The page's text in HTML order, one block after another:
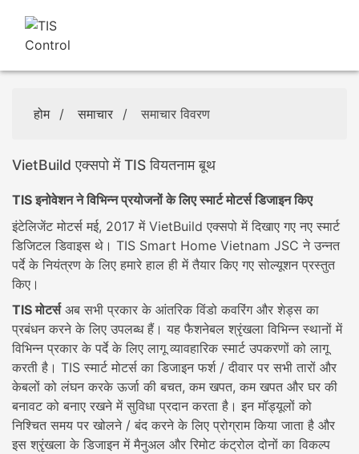
होम / समाचार / समाचार विवरण
VietBuild एक्सपो में TIS वियतनाम बूथ
TIS इनोवेशन ने विभिन्न प्रयोजनों के लिए स्मार्ट मोटर्स डिजाइन किए
इंटेलिजेंट मोटर्स मई, 2017 में VietBuild एक्सपो में दिखाए गए नए स्मार्ट
डिजिटल डिवाइस थे। TIS Smart Home Vietnam JSC ने उन्नत
पर्दे के नियंत्रण के लिए हमारे हाल ही में तैयार किए गए सोल्यूशन प्रस्तुत
किए।
TIS मोटर्सअब सभी प्रकार के आंतरिक विंडो कवरिंग और शेड्स का
प्रबंधन करने के लिए उपलब्ध हैं। यह फैशनेबल श्रृंखला विभिन्न स्थानों में
विभिन्न प्रकार के पर्दे के लिए लागू व्यावहारिक स्मार्ट उपकरणों को लागू
करती है। TIS स्मार्ट मोटर्स का डिजाइन फर्श / दीवार पर सभी तारों और
केबलों को लंघन करके ऊर्जा की बचत, कम खपत, कम खपत और घर की
बनावट को बनाए रखने में सुविधा प्रदान करता है। इन मॉड्यूलों को
निश्चित समय पर खोलने / बंद करने के लिए प्रोग्राम किया जाता है और
इस श्रृंखला के डिजाइन में मैनुअल और रिमोट कंट्रोल दोनों का विकल्प